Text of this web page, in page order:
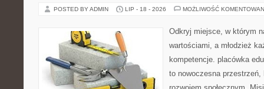
POSTED BY ADMIN LIP - 18 - 2026 MOŻLIWOŚĆ
Odkryj miejsce, w którym
wartościami, a młodzież
kompetencje. placówka
to nowoczesna